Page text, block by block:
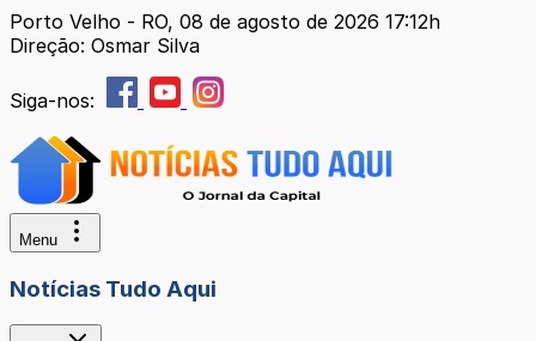
Porto Velho - RO, 08 de agosto de 2026 17:12h
Direção: Osmar Silva
Siga-nos:
Menu
Notícias Tudo Aqui